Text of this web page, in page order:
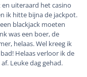
uiteraard het casino
ik hitte bijna de jackpot.
blackjack moeten
was een boer, de
helaas. Wel kreeg ik
Helaas verloor ik de
Leuke dag gehad.